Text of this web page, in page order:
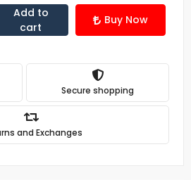
Add to
cart
Buy Now
Secure shopping
and Exchanges